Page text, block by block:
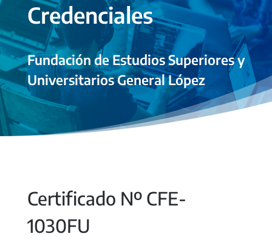
Credenciales
Fundación de Estudios Superiores y
Universitarios General López
Certificado Nº CFE-
1030FU